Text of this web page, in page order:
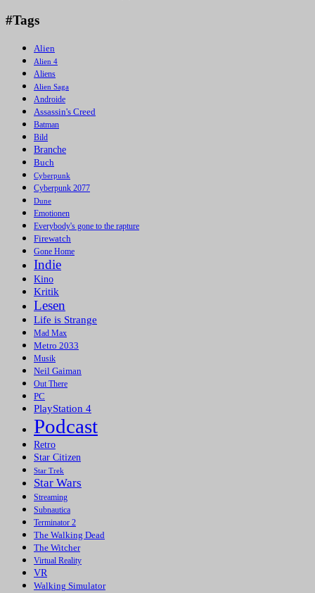
#Tags
Alien
Alien 4
Aliens
Alien Saga
Androide
Assassin's Creed
Batman
Bild
Branche
Buch
Cyberpunk
Cyberpunk 2077
Dune
Emotionen
Everybody's gone to the rapture
Firewatch
Gone Home
Indie
Kino
Kritik
Lesen
Life is Strange
Mad Max
Metro 2033
Musik
Neil Gaiman
Out There
PC
PlayStation 4
Podcast
Retro
Star Citizen
Star Trek
Star Wars
Streaming
Subnautica
Terminator 2
The Walking Dead
The Witcher
Virtual Reality
VR
Walking Simulator